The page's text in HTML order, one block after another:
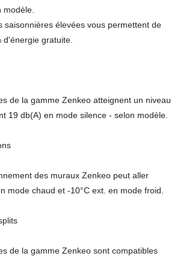
modèle.
saisonnières élevées vous permettent de
gratuite.
de la gamme Zenkeo atteignent un niveau
19 db(A) en mode silence - selon modèle.
des muraux Zenkeo peut aller
mode chaud et -10°C ext. en mode froid.
de la gamme Zenkeo sont compatibles